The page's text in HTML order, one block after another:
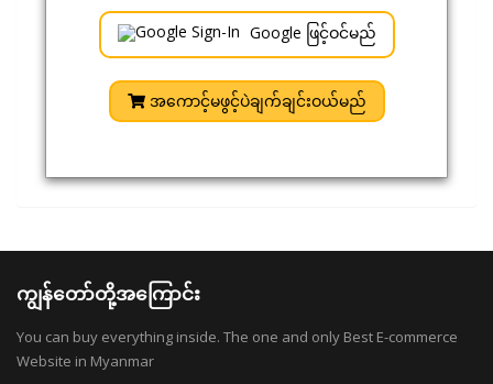
Google ဖြင့်ဝင်မည်
အကောင့်မဖွင့်ပဲချက်ချင်းဝယ်မည်
ကျွန်တော်တို့အကြောင်း
You can buy everything inside. The one and only Best E-commerce
Website in Myanmar